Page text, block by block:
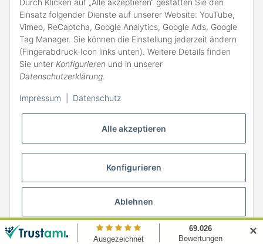
Alle akzeptieren
Konfigurieren
Ablehnen
Durch Klicken auf „Alle akzeptieren“ gestatten Sie den
Einsatz folgender Dienste auf unserer Website: YouTube,
Vimeo, ReCaptcha, Google Analytics, Google Ads, Google
Tag Manager. Sie können die Einstellung jederzeit ändern
(Fingerabdruck-Icon links unten). Weitere Details finden
Sie unter Konfigurieren und in unserer
Datenschutzerklärung.
Impressum Datenschutz
ZAHLARTEN
* Alle Preise inkl. gesetzlicher MwSt., zzgl.
✕